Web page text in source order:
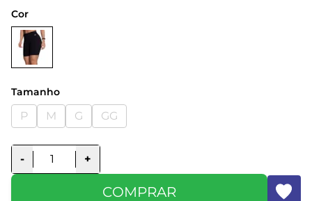
Cor
Tamanho
P M G GG
- +
COMPRAR